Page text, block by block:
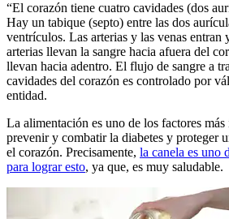
“El corazón tiene cuatro cavidades (dos
Hay un tabique (septo) entre las dos
ventrículos. Las arterias y las venas entran
arterias llevan la sangre hacia afuera del
llevan hacia adentro. El flujo de sangre a
cavidades del corazón es controlado por
entidad.
La alimentación es uno de los factores más
prevenir y combatir la diabetes y proteger
el corazón. Precisamente, la canela es uno
para lograr esto, ya que, es muy saludable.